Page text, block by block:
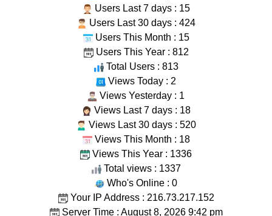
Users Last 7 days : 15
Users Last 30 days : 424
Users This Month : 15
Users This Year : 812
Total Users : 813
Views Today : 2
Views Yesterday : 1
Views Last 7 days : 18
Views Last 30 days : 520
Views This Month : 18
Views This Year : 1336
Total views : 1337
Who's Online : 0
Your IP Address : 216.73.217.152
Server Time : August 8, 2026 9:42 pm